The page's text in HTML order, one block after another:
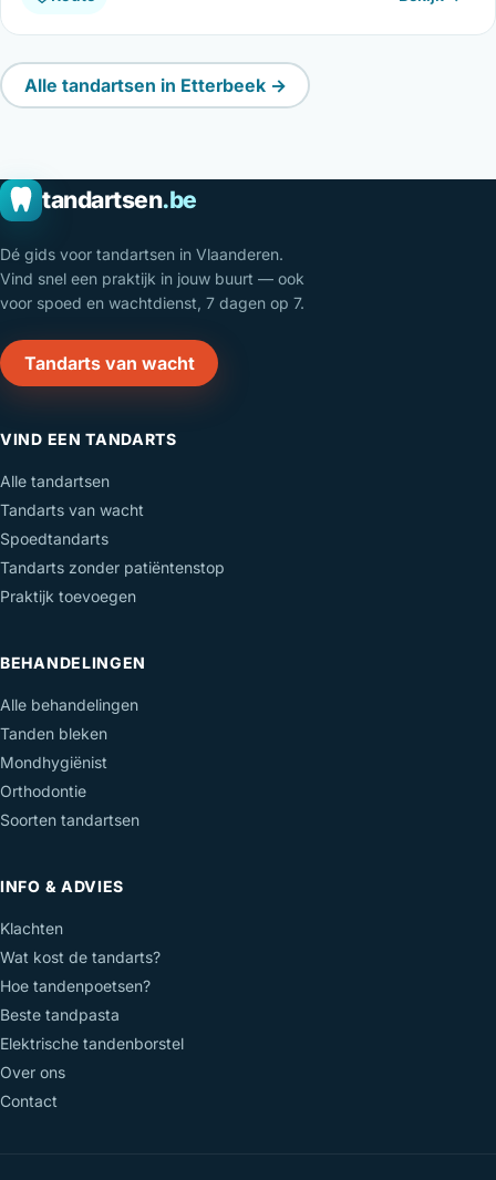
Alle tandartsen in Etterbeek →
tandartsen.be
Dé gids voor tandartsen in Vlaanderen.
Vind snel een praktijk in jouw buurt — ook
voor spoed en wachtdienst, 7 dagen op 7.
Tandarts van wacht
VIND EEN TANDARTS
Alle tandartsen
Tandarts van wacht
Spoedtandarts
Tandarts zonder patiëntenstop
Praktijk toevoegen
BEHANDELINGEN
Alle behandelingen
Tanden bleken
Mondhygiënist
Orthodontie
Soorten tandartsen
INFO & ADVIES
Klachten
Wat kost de tandarts?
Hoe tandenpoetsen?
Beste tandpasta
Elektrische tandenborstel
Over ons
Contact